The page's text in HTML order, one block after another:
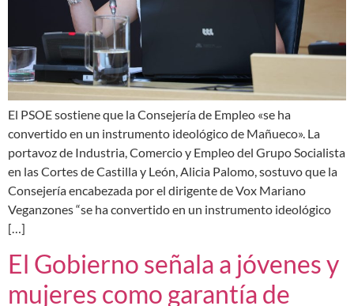
El PSOE sostiene que la Consejería de Empleo «se ha
convertido en un instrumento ideológico de Mañueco». La
portavoz de Industria, Comercio y Empleo del Grupo Socialista
en las Cortes de Castilla y León, Alicia Palomo, sostuvo que la
Consejería encabezada por el dirigente de Vox Mariano
Veganzones “se ha convertido en un instrumento ideológico
[…]
El Gobierno señala a jóvenes y
mujeres como garantía de